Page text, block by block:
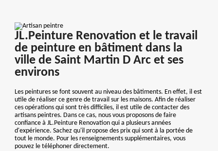
JL.Peinture Renovation et le travail
de peinture en bâtiment dans la
ville de Saint Martin D Arc et ses
environs
Les peintures se font souvent au niveau des bâtiments. En effet, il est
utile de réaliser ce genre de travail sur les maisons. Afin de réaliser
ces opérations qui sont très difficiles, il est utile de contacter des
artisans peintres. Dans ce cas, nous vous proposons de faire
confiance à JL.Peinture Renovation qui a plusieurs années
d'expérience. Sachez qu'il propose des prix qui sont à la portée de
tout le monde. Pour les renseignements supplémentaires, vous
pouvez le téléphoner directement.